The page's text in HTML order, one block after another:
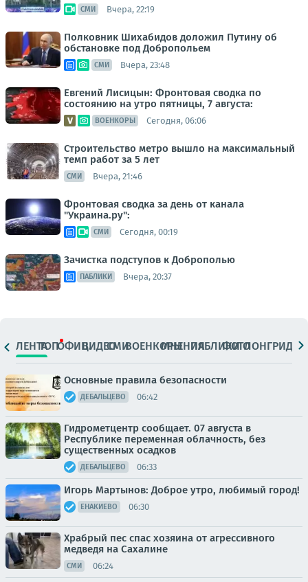
СМИ Вчера, 22:19
Полковник Шихабидов доложил Путину об
обстановке под Добропольем
СМИ Вчера, 23:48
Евгений Лисицын: Фронтовая сводка по
состоянию на утро пятницы, 7 августа:
ВОЕНКОРЫ Сегодня, 06:06
Строительство метро вышло на максимальный
темп работ за 5 лет
СМИ Вчера, 21:46
Фронтовая сводка за день от канала
"Украина.ру":
СМИ Сегодня, 00:19
Зачистка подступов к Доброполью
ПАБЛИКИ Вчера, 20:37
ЛЕНТАТОПОФИЦ.ВИДЕОСМИВОЕНКОРЫМНЕНИЯПАБЛИКИ
ФОТОЛОНГРИДЫ
Основные правила безопасности
ДЕБАЛЬЦЕВО 06:42
Гидрометцентр сообщает. 07 августа в
Республике переменная облачность, без
существенных осадков
ДЕБАЛЬЦЕВО 06:33
Игорь Мартынов: Доброе утро, любимый город!
ЕНАКИЕВО 06:30
Храбрый пес спас хозяина от агрессивного
медведя на Сахалине
СМИ 06:24